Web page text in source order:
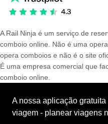
A Rail Ninja é um serviço de
comboio online. Não é uma
opera comboios e não é o site
É uma empresa comercial que
comboio online.
A nossa aplicação
viagem - planear viagens